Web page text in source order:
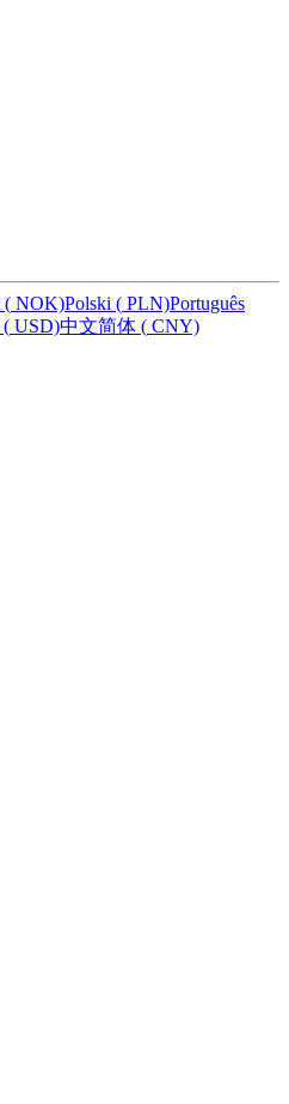
( NOK)Polski ( PLN)Português
( USD)中文简体 ( CNY)